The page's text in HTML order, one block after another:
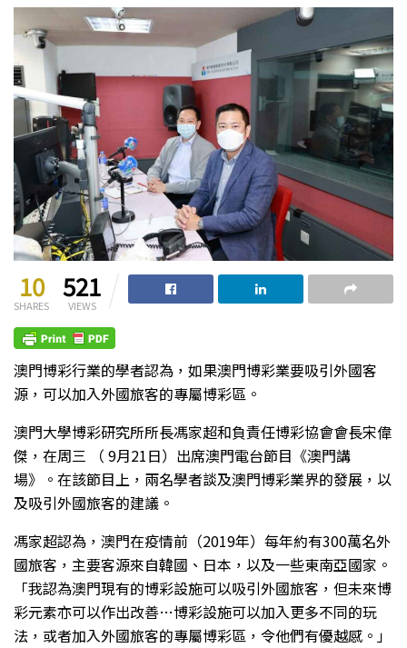
10
SHARES
521
VIEWS
澳門博彩行業的學者認為，如果澳門博彩業要吸引外國客
源，可以加入外國旅客的專屬博彩區。
澳門大學博彩研究所所長馮家超和負責任博彩協會會長宋偉
傑，在周三 （ 9月21日）出席澳門電台節目《澳門講
場》。在該節目上，兩名學者談及澳門博彩業界的發展，以
及吸引外國旅客的建議。
馮家超認為，澳門在疫情前（2019年）每年約有300萬名外
國旅客，主要客源來自韓國、日本，以及一些東南亞國家。
「我認為澳門現有的博彩設施可以吸引外國旅客，但未來博
彩元素亦可以作出改善…博彩設施可以加入更多不同的玩
法，或者加入外國旅客的專屬博彩區，令他們有優越感。」